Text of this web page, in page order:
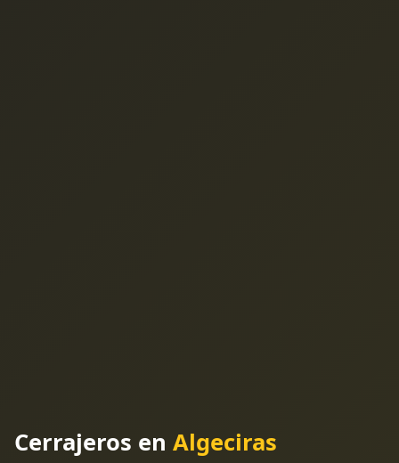
Cerrajeros en Algeciras